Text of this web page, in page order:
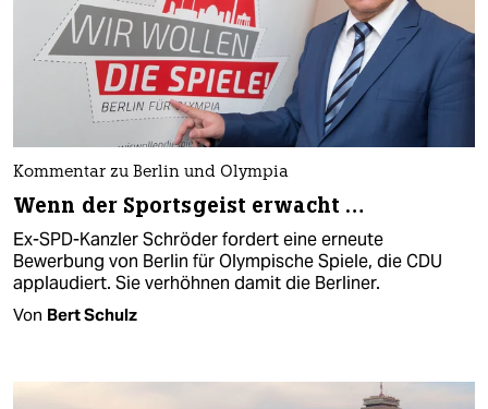
Kommentar zu Berlin und Olympia
Wenn der Sportsgeist erwacht …
Ex-SPD-Kanzler Schröder fordert eine erneute
Bewerbung von Berlin für Olympische Spiele, die CDU
applaudiert. Sie verhöhnen damit die Berliner.
Von Bert Schulz